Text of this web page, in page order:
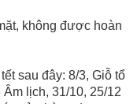
không được hoàn
sau đây: 8/3, Giỗ tổ
lịch, 31/10, 25/12